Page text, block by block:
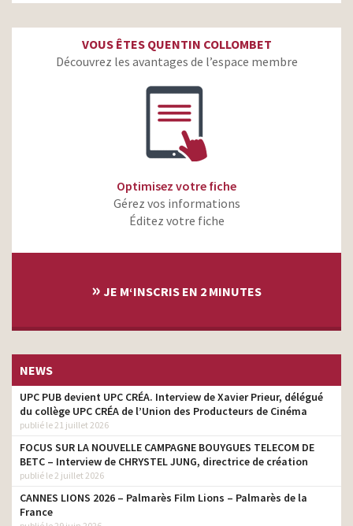
Signature by McDonald’s –
Le burger gourmet
monteur
VOUS ÊTES QUENTIN COLLOMBET
Découvrez les avantages de l’espace membre
Optimisez votre fiche
Gérez vos informations
Éditez votre fiche
» JE M‘INSCRIS EN 2 MINUTES
NEWS
UPC PUB devient UPC CRÉA. Interview de Xavier Prieur, délégué
du collège UPC CRÉA de l’Union des Producteurs de Cinéma
publié le 21 juillet 2026
FOCUS SUR LA NOUVELLE CAMPAGNE BOUYGUES TELECOM DE
BETC – Interview de CHRYSTEL JUNG, directrice de création
publié le 2 juillet 2026
CANNES LIONS 2026 – Palmarès Film Lions – Palmarès de la
France